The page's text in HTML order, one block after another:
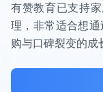
有赞教育已支持
理，非常适合想
购与口碑裂变的成